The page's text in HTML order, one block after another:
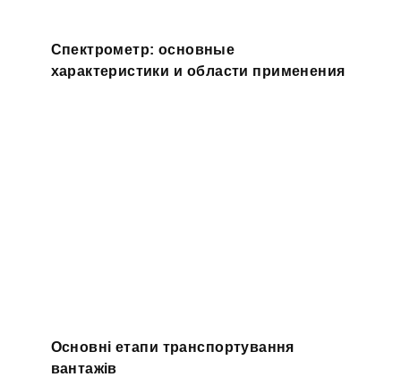
Спектрометр: основные
характеристики и области применения
Основні етапи транспортування
вантажів